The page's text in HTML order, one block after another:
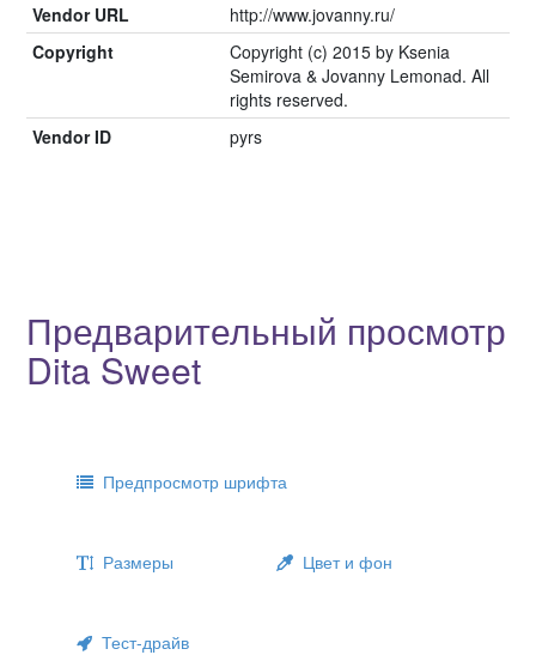
Vendor URL
http://www.jovanny.ru/
Copyright
Copyright (c) 2015 by Ksenia
Semirova & Jovanny Lemonad. All
rights reserved.
Vendor ID
pyrs
Предварительный просмотр
Dita Sweet
Предпросмотр шрифта
Размеры Цвет и фон
Тест-драйв